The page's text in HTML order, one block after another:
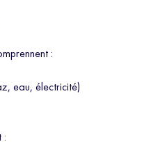
:
eau, électricité)
: